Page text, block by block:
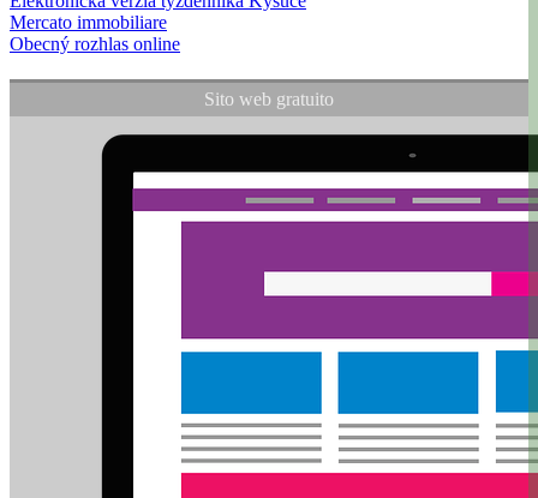
Mercato immobiliare
Obecný rozhlas online
Sito web gratuito